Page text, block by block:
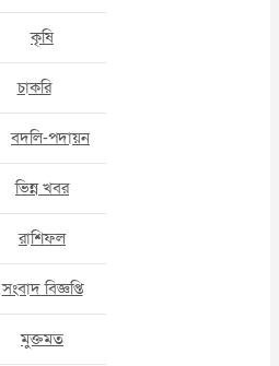
কৃষি
চাকরি
বদলি-পদায়ন
ভিন্ন খবর
রাশিফল
সংবাদ বিজ্ঞপ্তি
মুক্তমত